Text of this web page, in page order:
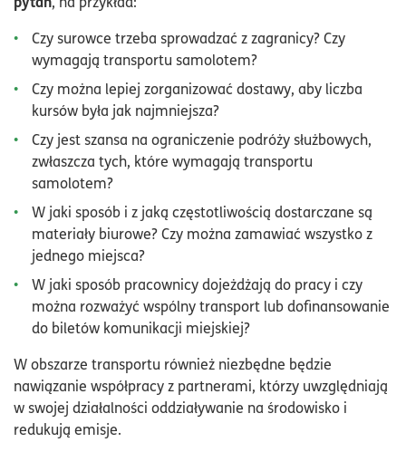
Czy surowce trzeba sprowadzać z zagranicy? Czy
wymagają transportu samolotem?
Czy można lepiej zorganizować dostawy, aby liczba
kursów była jak najmniejsza?
Czy jest szansa na ograniczenie podróży służbowych,
zwłaszcza tych, które wymagają transportu
samolotem?
W jaki sposób i z jaką częstotliwością dostarczane są
materiały biurowe? Czy można zamawiać wszystko z
jednego miejsca?
W jaki sposób pracownicy dojeżdżają do pracy i czy
można rozważyć wspólny transport lub dofinansowanie
do biletów komunikacji miejskiej?
W obszarze transportu również niezbędne będzie
nawiązanie współpracy z partnerami, którzy uwzględniają
w swojej działalności oddziaływanie na środowisko i
redukują emisje.